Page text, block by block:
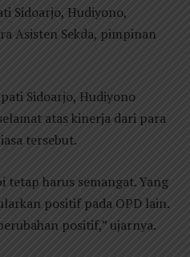
Sidoarjo, Hudiyono,
Asisten Sekda, pimpinan
Sidoarjo, Hudiyono
atas kinerja dari para
tersebut.
tetap harus semangat. Yang
positif pada OPD lain.
positif,” ujarnya.